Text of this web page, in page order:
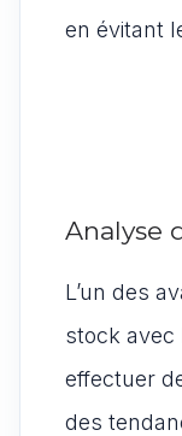
en évitant
Analyse
L’un des
stock avec
effectuer
des